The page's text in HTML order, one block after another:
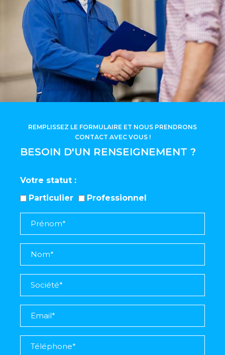
BESOIN D'UN RENSEIGNEMENT ?
REMPLISSEZ LE FORMULAIRE ET NOUS PRENDRONS
CONTACT AVEC VOUS !
Votre statut
Particulier
Professionnel